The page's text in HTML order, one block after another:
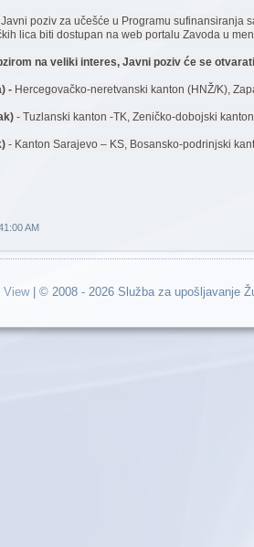
poziv za učešće u Programu
lica biti dostupan na web portalu Zavoda u
na veliki interes, Javni poziv će se
- Hercegovačko-neretvanski kanton (HNŽ/K),
- Tuzlanski kanton -TK, Zeničko-dobojski
- Kanton Sarajevo – KS, Bosansko-podrinjski
AM
View| © 2008 - 2026 Služba za upošljavanje